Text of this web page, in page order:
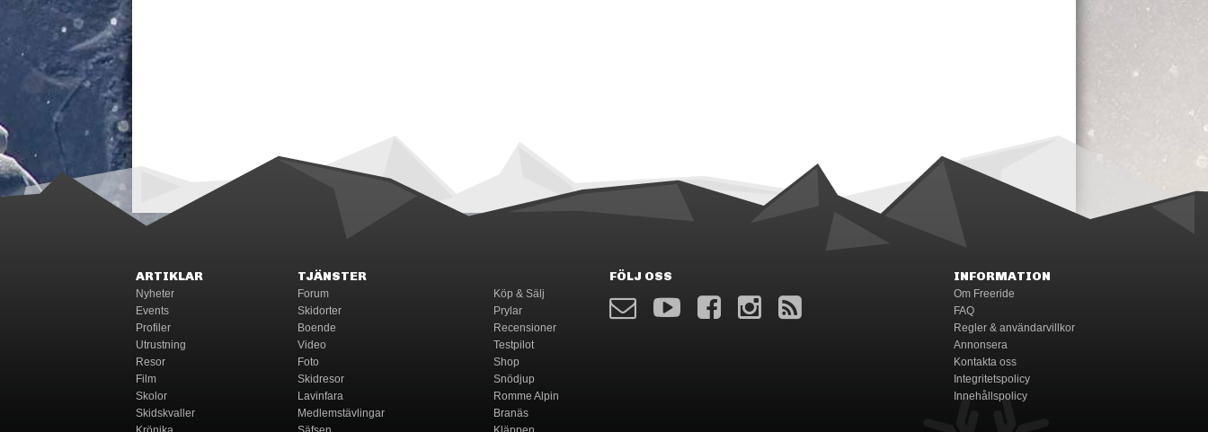
ARTIKLAR
Nyheter
Events
Profiler
Utrustning
Resor
Film
Skolor
Skidskvaller
TJÄNSTER
Forum
Skidorter
Boende
Video
Foto
Skidresor
Lavinfara
Medlemstävlingar
Köp & Sälj
Prylar
Recensioner
Testpilot
Shop
Snödjup
Romme Alpin
Branäs
FÖLJ OSS INFORMATION
Om Freeride
FAQ
Regler & användarvillkor
Annonsera
Kontakta oss
Integritetspolicy
Innehållspolicy